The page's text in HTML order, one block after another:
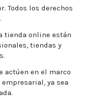
Todos los derechos
tienda online están
tiendas y
actúen en el marco
ya sea